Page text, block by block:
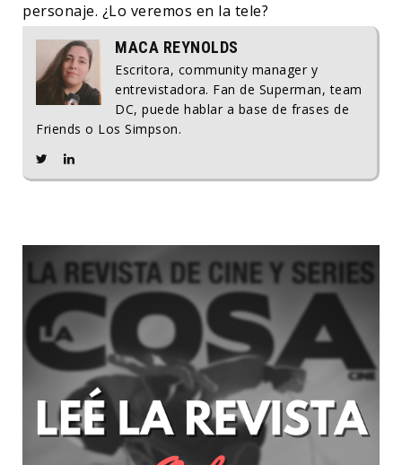
personaje. ¿Lo veremos en la tele?
MACA REYNOLDS
Escritora, community manager y
entrevistadora. Fan de Superman, team
DC, puede hablar a base de frases de
Friends o Los Simpson.